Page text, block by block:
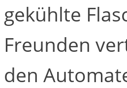
gekühlte
Freunden
den